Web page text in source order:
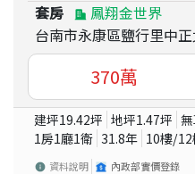
套房
鳳翔金世界
台南市永康區鹽行里中
370萬
建坪19.42坪 地坪1.47坪
1房1廳1衛 31.8年 10樓/12
資料說明 內政部實價登錄